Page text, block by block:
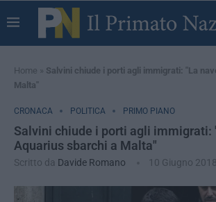
Home » Salvini chiude i porti agli immigrati: "La
Malta"
CRONACA POLITICA PRIMO PIANO
Salvini chiude i porti agli immigrati:
Aquarius sbarchi a Malta"
Scritto da Davide Romano 10 Giugno 2018